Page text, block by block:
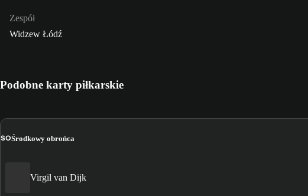
Zespół
Widzew Łódź
Podobne karty piłkarskie
ŚOŚrodkowy obrońca
Virgil van Dijk